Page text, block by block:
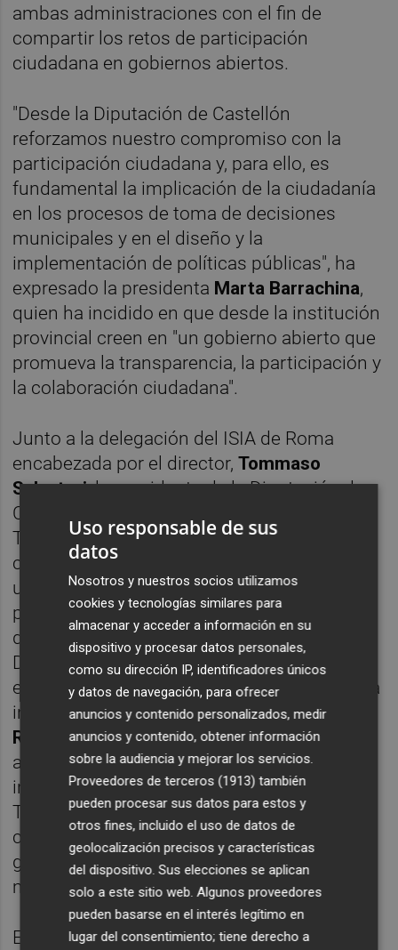
ambas administraciones con el fin de
compartir los retos de participación
ciudadana en gobiernos abiertos.
"Desde la Diputación de Castellón
reforzamos nuestro compromiso con la
participación ciudadana y, para ello, es
fundamental la implicación de la ciudadanía
en los procesos de toma de decisiones
municipales y en el diseño y la
implementación de políticas públicas", ha
expresado la presidenta Marta Barrachina,
quien ha incidido en que desde la institución
provincial creen en "un gobierno abierto que
promueva la transparencia, la participación y
la colaboración ciudadana".
Junto a la delegación del ISIA de Roma
encabezada por el director,Tommaso
Salvatori, la presidenta de la Diputación de
Castellón y la diputada de Participación y
Transparencia han avanzando en la
colaboración iniciada en cuanto al uso de
una nueva metodología para impulsar
procesos participativos, innovadora en su
diseño y ajustada a las necesidades de la
Diputación de Castellón. Asimismo, en el
encuentro se ha analizado la asistencia de la
institución provincial a la VII edición de la
Roma Design Experience, un encuentro
anual de profesionales del mundo de la
innovación y del diseño. La diputada María
Tormo viajó el pasado mes de enero a la
capital de Italia para exponer el desafío de la
gobernanza participativa en gobiernos
multinivel de la institución provincial.
En ese encuentro, la diputada puso de
Uso responsable de sus
datos
Nosotros y nuestros socios utilizamos
cookies y tecnologías similares para
almacenar y acceder a información en su
dispositivo y procesar datos personales,
como su dirección IP, identificadores únicos
y datos de navegación, para ofrecer
anuncios y contenido personalizados, medir
anuncios y contenido, obtener información
sobre la audiencia y mejorar los servicios.
Proveedores de terceros (1913) también
pueden procesar sus datos para estos y
otros fines, incluido el uso de datos de
geolocalización precisos y características
del dispositivo. Sus elecciones se aplican
solo a este sitio web. Algunos proveedores
pueden basarse en el interés legítimo en
lugar del consentimiento; tiene derecho a